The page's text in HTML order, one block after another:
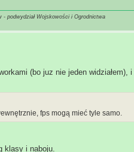
podwydział Wojskowości i Ogrodnictwa
(bo juz nie jeden widziałem),
fps mogą mieć tyle samo.
klasy i naboju.